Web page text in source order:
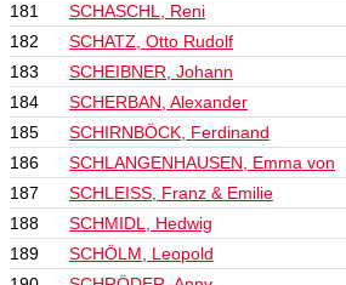
181
SCHASCHL, Reni
182
SCHATZ, Otto Rudolf
183
SCHEIBNER, Johann
184
SCHERBAN, Alexander
185
SCHIRNBÖCK, Ferdinand
186
SCHLANGENHAUSEN, Emma von
187
SCHLEISS, Franz & Emilie
188
SCHMIDL, Hedwig
189
SCHÖLM, Leopold